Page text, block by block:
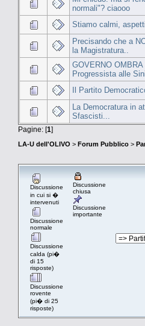
normali"? ciaooo
Stiamo calmi,
Precisando che a
la Magistratura..
GOVERNO
Progressista alle
Il Partito
La Democratura in
Sfascisti...
Pagine: [1]
LA-U dell'OLIVO > Forum Pubblico >
Discussione
in cui si �
intervenuti
Discussione
normale
Discussione
calda (pi�
di 15
risposte)
Discussione
rovente
(pi� di 25
risposte)
Discussione
chiusa
Discussione
importante